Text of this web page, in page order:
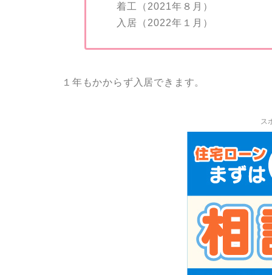
着工（2021年８月）
入居（2022年１月）
１年もかからず入居できます。
ス